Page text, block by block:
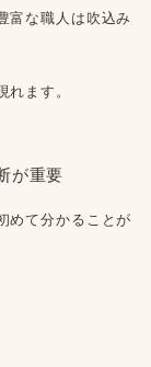
富な職人は吹込み
ます。
が重要
めて分かることが